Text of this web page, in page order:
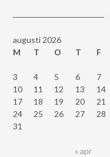
augusti 2026
M
T O T F
3
4 5 6 7
10
11 12 13 14
17
18 19 20 21
24
25 26 27 28
31
« apr